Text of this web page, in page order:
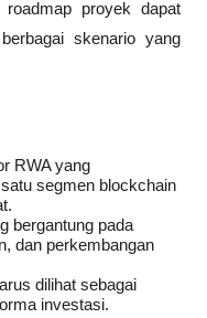
proyek dapat
skenario yang
RWA yang
segmen blockchain
bergantung pada
dan perkembangan
dilihat sebagai
investasi.